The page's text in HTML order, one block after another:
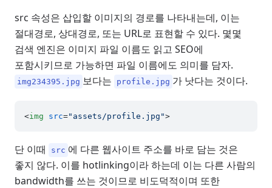
src 속성은 삽입할 이미지의 경로를 나타내는데, 이는
절대경로, 상대경로, 또는 URL로 표현할 수 있다. 몇몇
검색 엔진은 이미지 파일 이름도 읽고 SEO에
포함시키므로 가능하면 파일 이름에도 의미를 담자.
img234395.jpg 보다는 profile.jpg 가 낫다는 것이다.
<img src="assets/profile.jpg">
단 이때 src 에 다른 웹사이트 주소를 바로 담는 것은
좋지 않다. 이를 hotlinking이라 하는데 이는 다른 사람의
bandwidth를 쓰는 것이므로 비도덕적이며 또한